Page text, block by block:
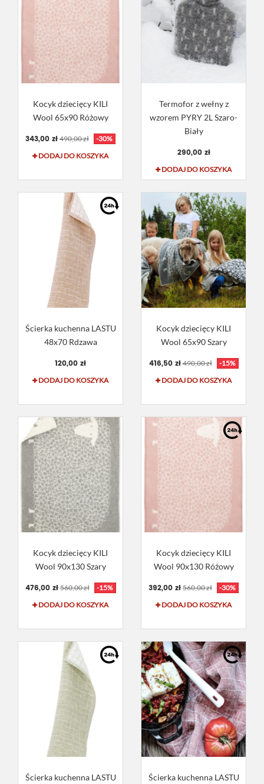
Kocyk dziecięcy KILI
Wool 65x90 Różowy
343,00 zł 490,00 zł
-30%
DODAJ DO KOSZYKA
Termofor z wełny z
wzorem PYRY 2L Szaro-
Biały
290,00 zł
DODAJ DO KOSZYKA
Ścierka kuchenna LASTU
48x70 Rdzawa
120,00 zł
DODAJ DO KOSZYKA
Kocyk dziecięcy KILI
Wool 65x90 Szary
416,50 zł 490,00 zł
-15%
DODAJ DO KOSZYKA
Kocyk dziecięcy KILI
Wool 90x130 Szary
476,00 zł 560,00 zł
-15%
DODAJ DO KOSZYKA
Kocyk dziecięcy KILI
Wool 90x130 Różowy
392,00 zł 560,00 zł
-30%
DODAJ DO KOSZYKA
Ścierka kuchenna LASTU Ścierka kuchenna LASTU